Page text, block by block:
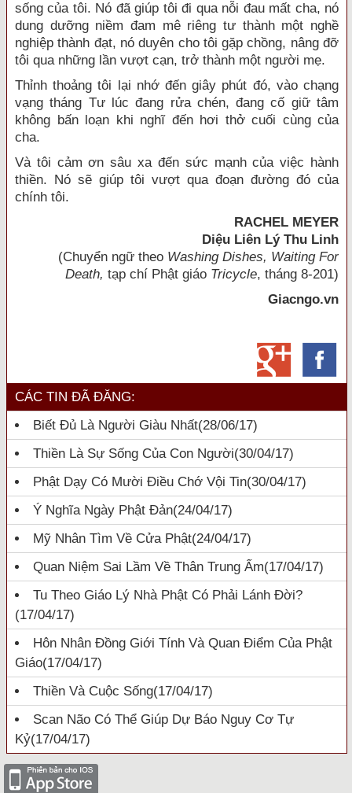
sống của tôi. Nó đã giúp tôi đi qua nỗi đau mất cha, nó
dung dưỡng niềm đam mê riêng tư thành một nghề
nghiệp thành đạt, nó duyên cho tôi gặp chồng, nâng đỡ
tôi qua những lần vượt cạn, trở thành một người mẹ.
Thỉnh thoảng tôi lại nhớ đến giây phút đó, vào chạng
vạng tháng Tư lúc đang rửa chén, đang cố giữ tâm
không bấn loạn khi nghĩ đến hơi thở cuối cùng của
cha.
Và tôi cảm ơn sâu xa đến sức mạnh của việc hành
thiền. Nó sẽ giúp tôi vượt qua đoạn đường đó của
chính tôi.
RACHEL MEYER
Diệu Liên Lý Thu Linh
(Chuyển ngữ theo Washing Dishes, Waiting For
Death, tạp chí Phật giáo Tricycle, tháng 8-201)
Giacngo.vn
CÁC TIN ĐÃ ĐĂNG:
Biết Đủ Là Người Giàu Nhất(28/06/17)
Thiền Là Sự Sống Của Con Người(30/04/17)
Phật Dạy Có Mười Điều Chớ Vội Tin(30/04/17)
Ý Nghĩa Ngày Phật Đản(24/04/17)
Mỹ Nhân Tìm Về Cửa Phật(24/04/17)
Quan Niệm Sai Lầm Về Thân Trung Ấm(17/04/17)
Tu Theo Giáo Lý Nhà Phật Có Phải Lánh Đời?
(17/04/17)
Hôn Nhân Đồng Giới Tính Và Quan Điểm Của Phật
Giáo(17/04/17)
Thiền Và Cuộc Sống(17/04/17)
Scan Não Có Thể Giúp Dự Báo Nguy Cơ Tự
Kỷ(17/04/17)